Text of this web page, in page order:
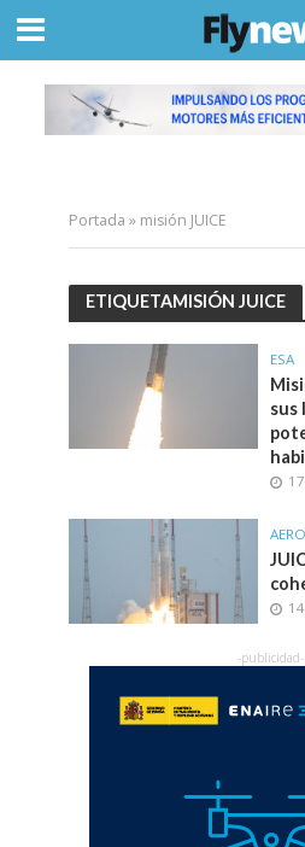
Portada » misión JUICE
ETIQUETAMISIÓN JUICE
ESA
sus